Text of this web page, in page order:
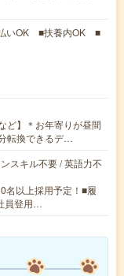
いOK ■扶養内OK ■
ど】＊お年寄りが昼間
転換できるデ…
スキル不要 / 英語力不
名以上採用予定！■履
員登用…